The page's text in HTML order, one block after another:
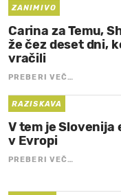
ZANIMIVO
Carina za Temu,
že čez deset dni,
vračili
PREBERI VEČ…
RAZISKAVA
V tem je Slovenija
v Evropi
PREBERI VEČ…